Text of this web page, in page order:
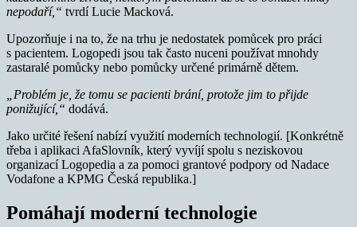
nepodaří,“ tvrdí Lucie Macková.
Upozorňuje i na to, že na trhu je nedostatek pomůcek pro práci
s pacientem. Logopedi jsou tak často nuceni používat mnohdy
zastaralé pomůcky nebo pomůcky určené primárně dětem.
„Problém je, že tomu se pacienti brání, protože jim to přijde
ponižující,“ dodává.
Jako určité řešení nabízí využití moderních technologií. [Konkrétně
třeba i aplikaci AfaSlovník, který vyvíjí spolu s neziskovou
organizací Logopedia a za pomoci grantové podpory od Nadace
Vodafone a KPMG Česká republika.]
Pomáhají moderní technologie